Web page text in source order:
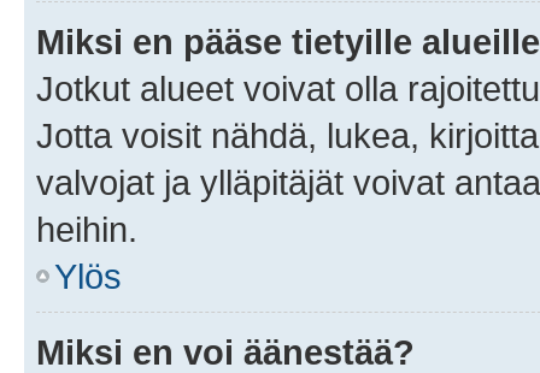
Miksi en pääse tietyille
Jotkut alueet voivat olla
Jotta voisit nähdä, lukea,
valvojat ja ylläpitäjät voivat
heihin.
Ylös
Miksi en voi äänestää?